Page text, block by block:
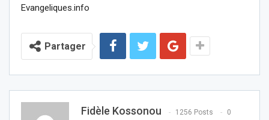
Evangeliques.info
Partager
Fidèle Kossonou 1256 Posts 0